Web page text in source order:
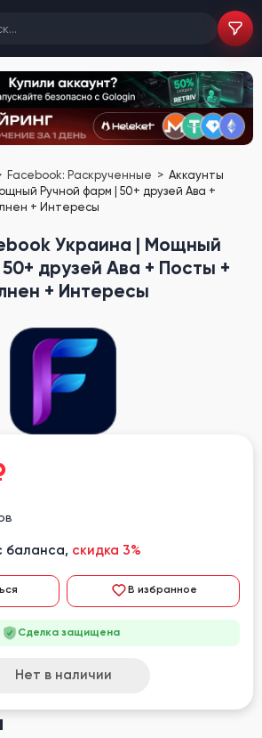
Facebook: Раскрученные
Аккаунты
Ручной фарм | 50+ друзей Ава +
+ Интересы
Украина | Мощный
друзей Ава + Посты +
+ Интересы
баланса, скидка 3%
В избранное
Сделка защищена
Нет в наличии